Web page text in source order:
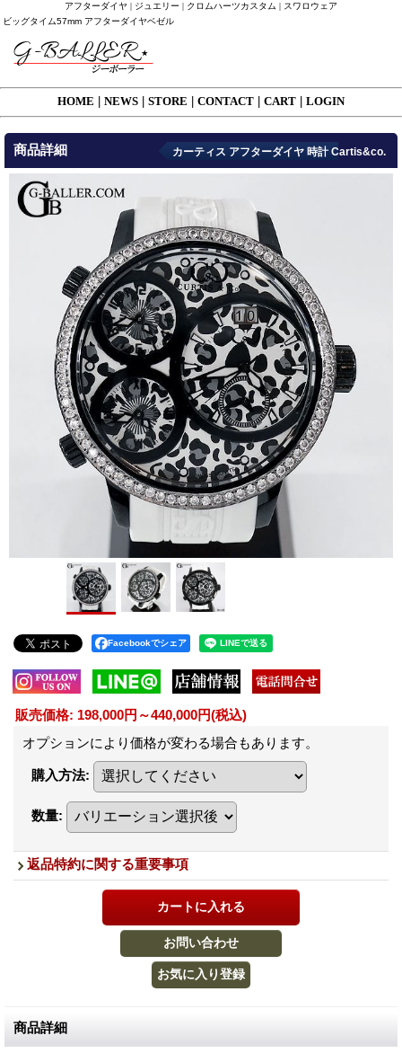
アフターダイヤ | ジュエリー | クロムハーツカスタム | スワロウェア
ビッグタイム57mm アフターダイヤベゼル
HOME NEWS STORE CONTACT CART LOGIN
商品詳細 カーティス アフターダイヤ 時計 Cartis&co.
Facebookでシェア
販売価格: 198,000円～440,000円(税込)
オプションにより価格が変わる場合もあります。
購入方法:
数量:
返品特約に関する重要事項
商品詳細